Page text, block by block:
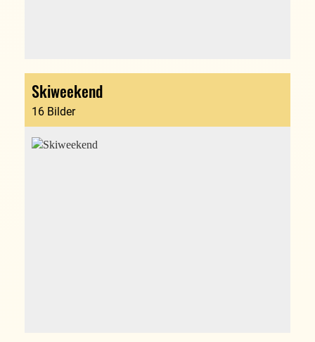
Skiweekend
16 Bilder